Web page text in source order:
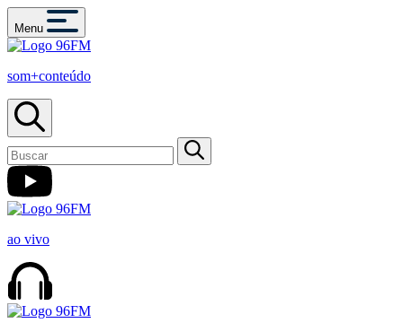
Menu
som+conteúdo
ao vivo